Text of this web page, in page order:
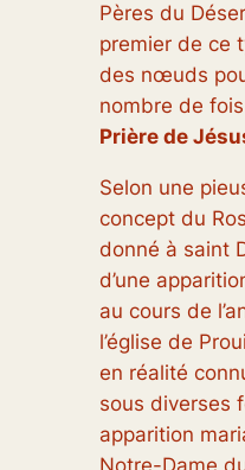
Pères du
premier de ce
des nœuds
nombre de
Prière de
Selon une
concept du
donné à saint
d’une
au cours de
l’église de
en réalité
sous diverses
apparition